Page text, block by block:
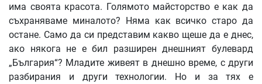
има своята красота. Голямото майсторство е как да
съхраняваме миналото? Няма как всичко старо да
остане. Само да си представим какво щеше да е днес,
ако някога не е бил разширен днешният булевард
„България“? Младите живеят в днешно време, с други
разбирания и други технологии. Но и за тях е